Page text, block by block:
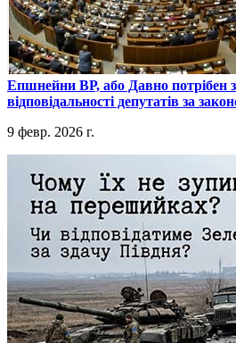
​Епшнейни ВР, або Давно потрібен
відповідальності депутатів за
9 февр. 2026 г.